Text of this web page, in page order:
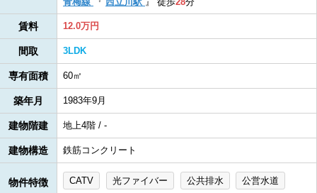
賃料 12.0万円
間取 3LDK
専有面積 60㎡
築年月 1983年9月
建物階建 地上4階 / -
建物構造 鉄筋コンクリート
物件特徴 CATV 光ファイバー 公共排水 公営水道